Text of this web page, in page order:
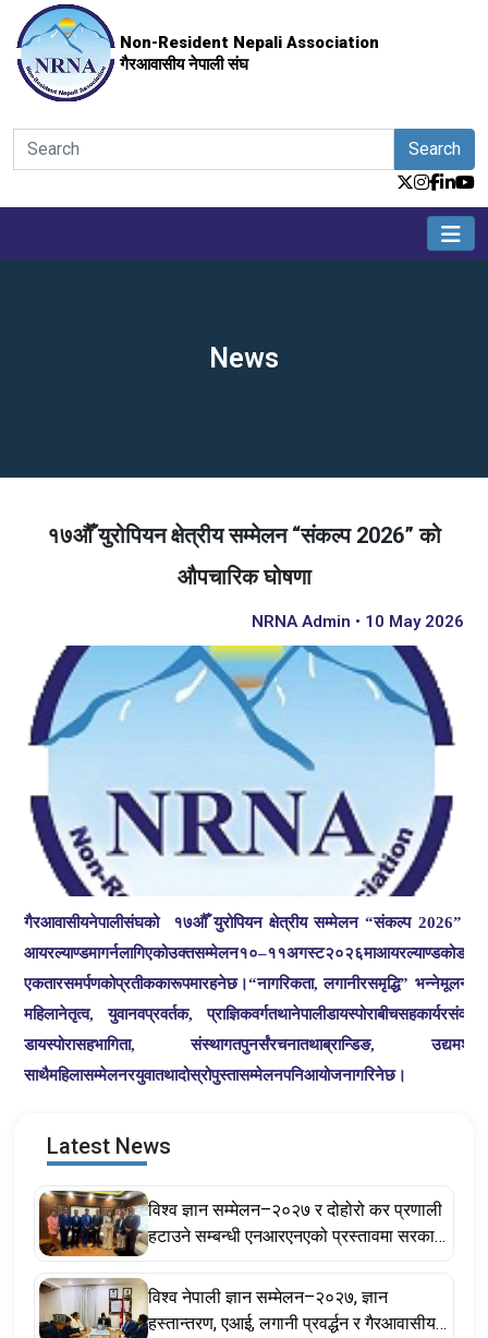
Non-Resident Nepali Association
गैरआवासीय नेपाली संघ
Search
News
१७औँ युरोपियन क्षेत्रीय सम्मेलन “संकल्प 2026” को
औपचारिक घोषणा
NRNA Admin • 10 May 2026
गैरआवासीयनेपालीसंघको १७औँ युरोपियन क्षेत्रीय सम्मेलन “संकल्प2026”
आयरल्याण्डमागर्नलागिएकोउक्तसम्मेलन१०–११अगस्ट२०२६माआयरल्याण्डको
एकतारसमर्पणकोप्रतीककारूपमारहनेछ।“नागरिकता,लगानीरसमृद्धि” भन्नेमूल
महिलानेतृत्व,युवानवप्रवर्तक,प्राज्ञिकवर्गतथानेपालीडायस्पोराबीचसहकार्यर
डायस्पोरासहभागिता,संस्थागतपुनर्संरचनातथाब्रान्डिङ,
साथैमहिलासम्मेलनरयुवातथादोस्रोपुस्तासम्मेलनपनिआयोजनागरिनेछ।
Latest News
विश्व ज्ञान सम्मेलन–२०२७ र दोहोरो कर प्रणाली
हटाउने सम्बन्धी एनआरएनएको प्रस्तावमा सरकार
विश्व नेपाली ज्ञान सम्मेलन–२०२७, ज्ञान
हस्तान्तरण, एआई, लगानी प्रवर्द्धन र गैरआवासीय